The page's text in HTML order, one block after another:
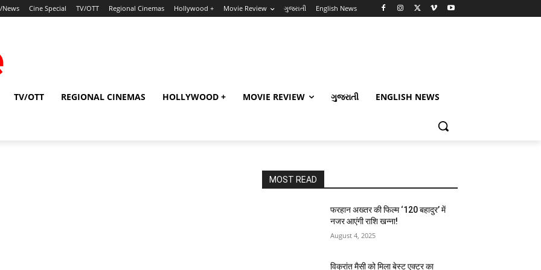
News Cine Special TV/OTT Regional Cinemas Hollywood + Movie Review ગુજરાતી English News
TV/OTT REGIONAL CINEMAS HOLLYWOOD + MOVIE REVIEW ગુજરાતી ENGLISH NEWS
MOST READ
फरहान अख्तर की फिल्म ‘120 बहादुर’ में
नजर आएंगी राशि खन्ना!
August 4, 2025
विक्रांत मैसी को मिला बेस्ट एक्टर का